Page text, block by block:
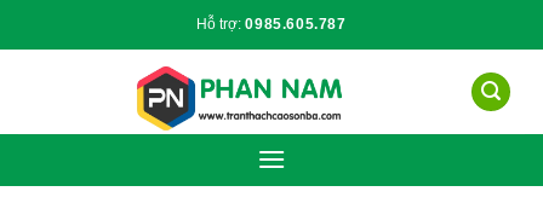
Hỗ trợ:0985.605.787